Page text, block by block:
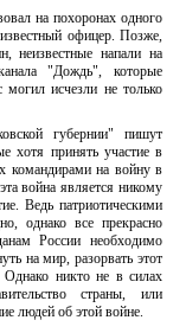
на похоронах одного
офицер. Позже,
неизвестные напали на
"Дождь", которые
исчезли не только
губернии" пишут
хотя принять участие в
командирами на войну в
война является никому
Ведь патриотическими
однако все прекрасно
России необходимо
на мир, разорвать этот
никто не в силах
страны, или
людей об этой войне.